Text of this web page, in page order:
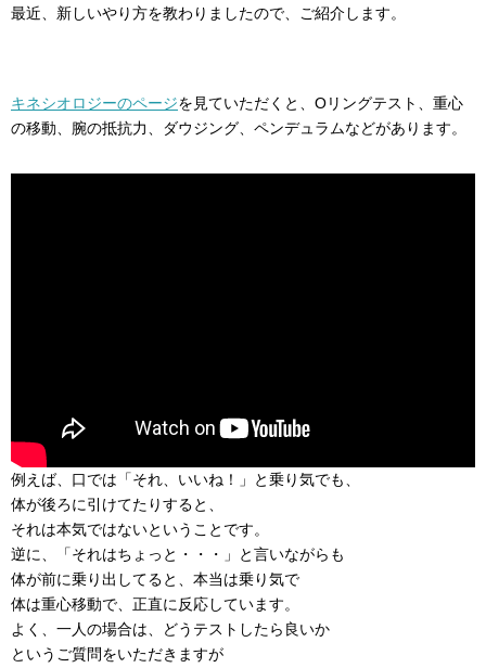
最近、新しいやり方を教わりましたので、ご紹介します。
キネシオロジーのページを見ていただくと、Oリングテスト、重心
の移動、腕の抵抗力、ダウジング、ペンデュラムなどがあります。
例えば、口では「それ、いいね！」と乗り気でも、
体が後ろに引けてたりすると、
それは本気ではないということです。
逆に、「それはちょっと・・・」と言いながらも
体が前に乗り出してると、本当は乗り気で
体は重心移動で、正直に反応しています。
よく、一人の場合は、どうテストしたら良いか
というご質問をいただきますが